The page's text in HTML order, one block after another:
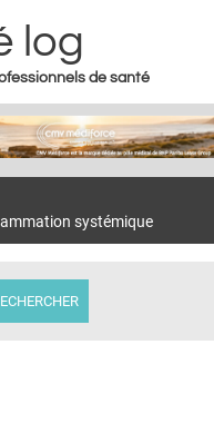
log
de santé
systémique